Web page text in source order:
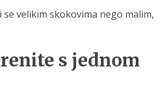
velikim skokovima nego malim,
s jednom